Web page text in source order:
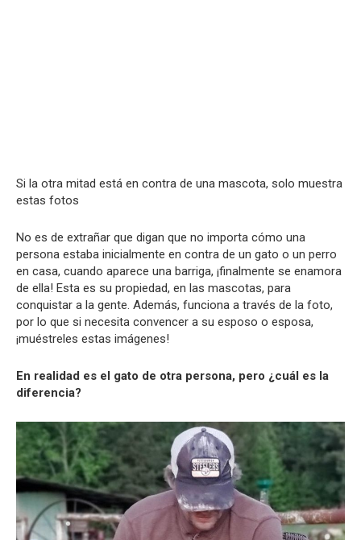
Si la otra mitad está en contra de una mascota, solo muestra
estas fotos
No es de extrañar que digan que no importa cómo una
persona estaba inicialmente en contra de un gato o un perro
en casa, cuando aparece una barriga, ¡finalmente se enamora
de ella! Esta es su propiedad, en las mascotas, para
conquistar a la gente. Además, funciona a través de la foto,
por lo que si necesita convencer a su esposo o esposa,
¡muéstreles estas imágenes!
En realidad es el gato de otra persona, pero ¿cuál es la
diferencia?